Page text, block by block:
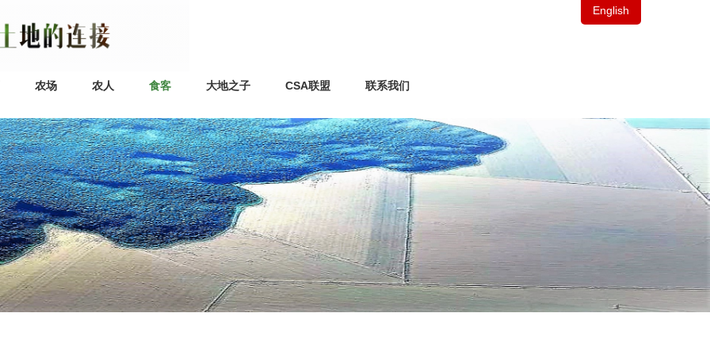
农场 农人 食客 大地之子 CSA联盟 联系我们
English